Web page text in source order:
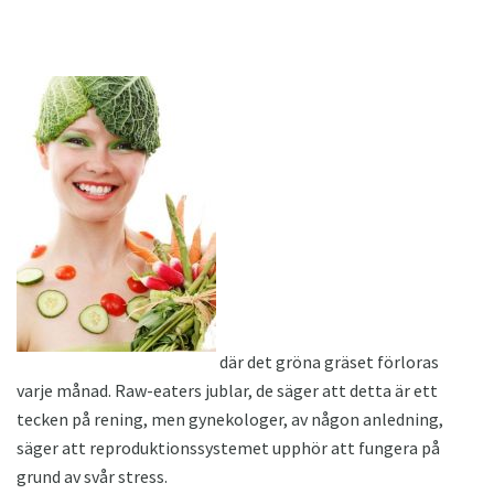
där det gröna gräset förloras
varje månad. Raw-eaters jublar, de säger att detta är ett
tecken på rening, men gynekologer, av någon anledning,
säger att reproduktionssystemet upphör att fungera på
grund av svår stress.